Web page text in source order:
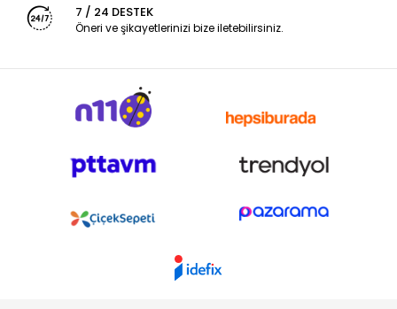
7 / 24 DESTEK
Öneri ve şikayetlerinizi bize iletebilirsiniz.